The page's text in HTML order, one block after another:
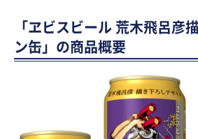
「ヱビスビール 荒木飛呂彦
ン缶」の商品概要